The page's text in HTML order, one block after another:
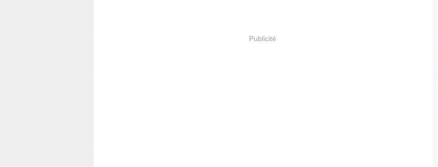
Publicité